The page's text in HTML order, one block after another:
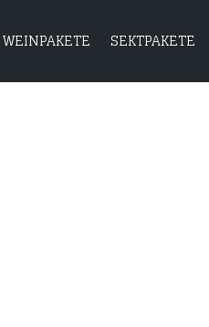
WEINPAKETE SEKTPAKETE
HOME SHOP